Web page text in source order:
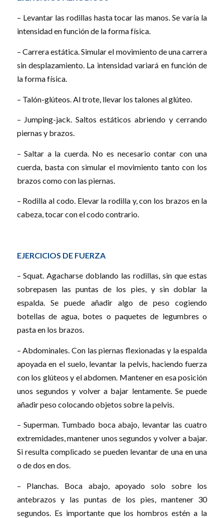
– Levantar las rodillas hasta tocar las manos. Se varía la
intensidad en función de la forma física.
– Carrera estática. Simular el movimiento de una carrera
sin desplazamiento. La intensidad variará en función de
la forma física.
– Talón-glúteos. Al trote, llevar los talones al glúteo.
– Jumping-jack. Saltos estáticos abriendo y cerrando
piernas y brazos.
– Saltar a la cuerda. No es necesario contar con una
cuerda, basta con simular el movimiento tanto con los
brazos como con las piernas.
– Rodilla al codo. Elevar la rodilla y, con los brazos en la
cabeza, tocar con el codo contrario.
EJERCICIOS DE FUERZA
– Squat. Agacharse doblando las rodillas, sin que estas
sobrepasen las puntas de los pies, y sin doblar la
espalda. Se puede añadir algo de peso cogiendo
botellas de agua, botes o paquetes de legumbres o
pasta en los brazos.
– Abdominales. Con las piernas flexionadas y la espalda
apoyada en el suelo, levantar la pelvis, haciendo fuerza
con los glúteos y el abdomen. Mantener en esa posición
unos segundos y volver a bajar lentamente. Se puede
añadir peso colocando objetos sobre la pelvis.
– Superman. Tumbado boca abajo, levantar las cuatro
extremidades, mantener unos segundos y volver a bajar.
Si resulta complicado se pueden levantar de una en una
o de dos en dos.
– Planchas. Boca abajo, apoyado solo sobre los
antebrazos y las puntas de los pies, mantener 30
segundos. Es importante que los hombros estén a la